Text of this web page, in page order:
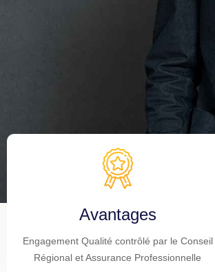
Avantages
Engagement Qualité contrôlé par le Conseil
Régional et Assurance Professionnelle